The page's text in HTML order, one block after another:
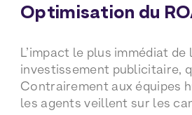
Optimisation du
L’impact le plus immédiat
investissement publicitaire,
Contrairement aux équipes
les agents veillent sur les